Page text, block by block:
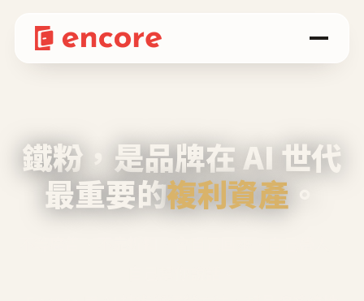
鐵粉，是品牌在 AI 世代
最重要的複利資產 。